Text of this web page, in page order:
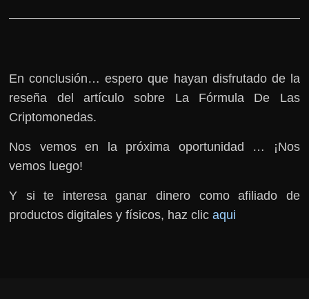
En conclusión… espero que hayan disfrutado de la
reseña del artículo sobre La Fórmula De Las
Criptomonedas.
Nos vemos en la próxima oportunidad … ¡Nos
vemos luego!
Y si te interesa ganar dinero como afiliado de
productos digitales y físicos, haz clicaqui